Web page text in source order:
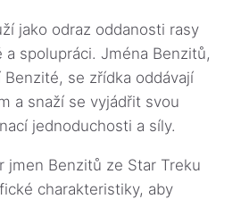
jako odraz oddanosti rasy
spolupráci. Jména Benzitů,
se zřídka oddávají
a snaží se vyjádřit svou
jednoduchosti a síly.
jmen Benzitů ze Star Treku
charakteristiky, aby